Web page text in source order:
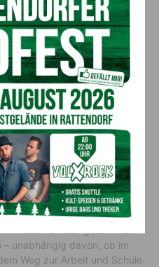
Kilometer im
wurden auch heuer wieder
Vello-Faltrad sowie ein
Dieser ermöglicht eine Reise
Landeshauptstadt
läuft weiter
radelt“ wird vom
Mobilität und Infrastruktur
organisiert. Bis 30.
unabhängig davon, ob im
Weg zur Arbeit und Schule.